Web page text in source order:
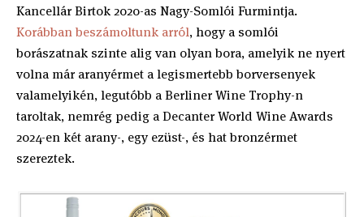
Kancellár Birtok 2020-as Nagy-Somlói Furmintja.
Korábban beszámoltunk arról, hogy a somlói
borászatnak szinte alig van olyan bora, amelyik ne nyert
volna már aranyérmet a legismertebb borversenyek
valamelyikén, legutóbb a Berliner Wine Trophy-n
taroltak, nemrég pedig a Decanter World Wine Awards
2024-en két arany-, egy ezüst-, és hat bronzérmet
szereztek.